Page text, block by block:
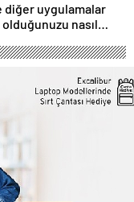
diğer uygulamalar
nasıl